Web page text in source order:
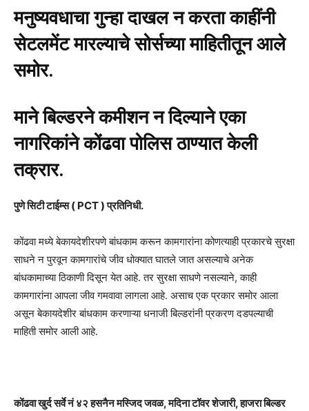
मनुष्यवधाचा गुन्हा दाखल न करता काहींनी
सेटलमेंट मारल्याचे सोर्सच्या माहितीतून आले
समोर.
माने बिल्डरने कमीशन न दिल्याने एका
नागरिकांने कोंढवा पोलिस ठाण्यात केली
तक्रार.
पुणे सिटी टाईम्स ( PCT ) प्रतिनिधी.
कोंढवा मध्ये बेकायदेशीरपणे बांधकाम करून कामगारांना कोणत्याही प्रकारचे सुरक्षा
साधने न पुरवून कामगारांचे जीव धोक्यात घातले जात असल्याचे अनेक
बांधकामाच्या ठिकाणी दिसून येत आहे. तर सुरक्षा साधणे नसल्याने, काही
कामगारांना आपला जीव गमवावा लागला आहे. असाच एक प्रकार समोर आला
असून बेकायदेशीर बांधकाम करणाऱ्या धनाजी बिल्डरांनी प्रकरण दडपल्याची
माहिती समोर आली आहे.
कोंढवा खुर्द सर्वे नं ४२ हसनैन मस्जिद जवळ, मदिना टॉवर शेजारी, हाजरा बिल्डर‌